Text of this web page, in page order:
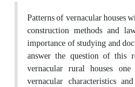
Patterns of vernacular houses
construction methods and
importance of studying and
answer the question of this
vernacular rural houses,
vernacular characteristics